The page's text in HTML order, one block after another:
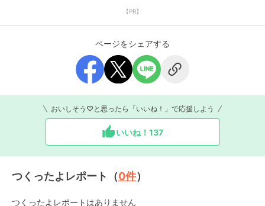
【PR】
ページをシェアする
おいしそう♡と思ったら「いいね！」で応援しよう
いいね！ 137
つくったよレポート（0件）
つくったよレポートはありません